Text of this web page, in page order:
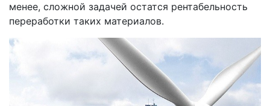
менее, сложной задачей остатся рентабельность
переработки таких материалов.